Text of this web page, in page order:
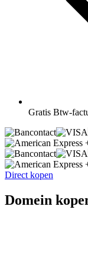
Gratis Btw-
Direct kopen
Domein